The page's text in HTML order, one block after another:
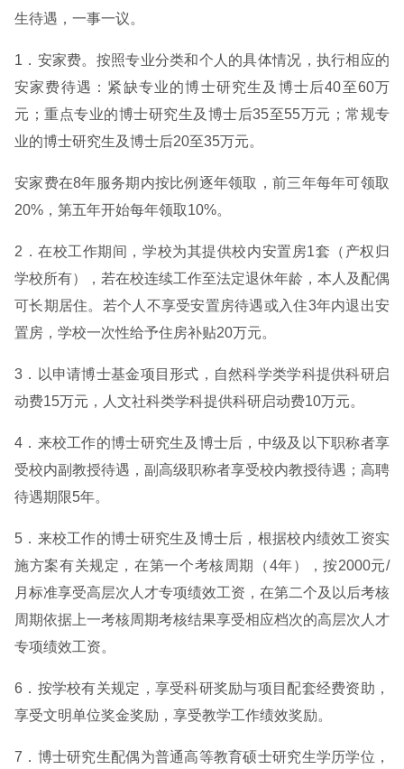
生待遇，一事一议。
1．安家费。按照专业分类和个人的具体情况，执行相应的
安家费待遇：紧缺专业的博士研究生及博士后40至60万
元；重点专业的博士研究生及博士后35至55万元；常规专
业的博士研究生及博士后20至35万元。
安家费在8年服务期内按比例逐年领取，前三年每年可领取
20%，第五年开始每年领取10%。
2．在校工作期间，学校为其提供校内安置房1套（产权归
学校所有），若在校连续工作至法定退休年龄，本人及配偶
可长期居住。若个人不享受安置房待遇或入住3年内退出安
置房，学校一次性给予住房补贴20万元。
3．以申请博士基金项目形式，自然科学类学科提供科研启
动费15万元，人文社科类学科提供科研启动费10万元。
4．来校工作的博士研究生及博士后，中级及以下职称者享
受校内副教授待遇，副高级职称者享受校内教授待遇；高聘
待遇期限5年。
5．来校工作的博士研究生及博士后，根据校内绩效工资实
施方案有关规定，在第一个考核周期（4年），按2000元/
月标准享受高层次人才专项绩效工资，在第二个及以后考核
周期依据上一考核周期考核结果享受相应档次的高层次人才
专项绩效工资。
6．按学校有关规定，享受科研奖励与项目配套经费资助，
享受文明单位奖金奖励，享受教学工作绩效奖励。
7．博士研究生配偶为普通高等教育硕士研究生学历学位，